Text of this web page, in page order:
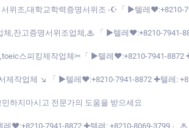
위조,대학교학력증명서위조 -☪「 ▶텔레♥:+8210-
,잔고증명서위조업체,♨ 「 ▶텔레♥:+8210-7941-
스피킹제작업체✂「 ▶텔레♥:+8210-7941-8872
작업체 ↘ 「 ▶텔레♥:+8210-7941-8872 ✚텔레:
하지마시고 전문가의 도움을 받으세요
♥:+8210-7941-8872 ✚텔레: +8210-8069-3799」 ♨